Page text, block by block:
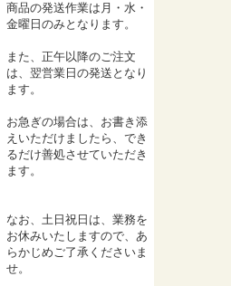
商品の発送作業は月・水・
金曜日のみとなります。
また、正午以降のご注文
は、翌営業日の発送となり
ます。
お急ぎの場合は、お書き添
えいただけましたら、でき
るだけ善処させていただき
ます。
なお、土日祝日は、業務を
お休みいたしますので、あ
らかじめご了承くださいま
せ。